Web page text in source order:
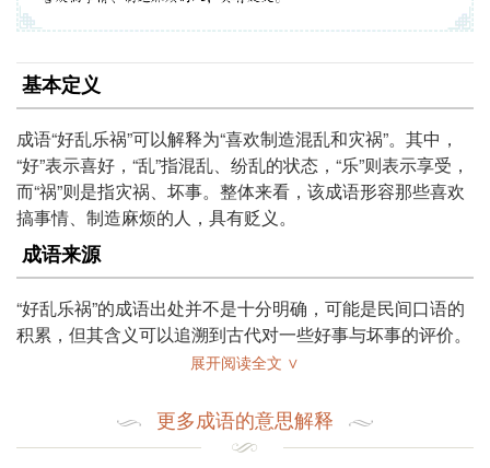
基本定义
成语“好乱乐祸”可以解释为“喜欢制造混乱和灾祸”。其中，
“好”表示喜好，“乱”指混乱、纷乱的状态，“乐”则表示享受，
而“祸”则是指灾祸、坏事。整体来看，该成语形容那些喜欢
搞事情、制造麻烦的人，具有贬义。
成语来源
“好乱乐祸”的成语出处并不是十分明确，可能是民间口语的
积累，但其含义可以追溯到古代对一些好事与坏事的评价。
在**古代文化中，常常会出现对混乱与灾祸的警示，警惕人
文献中也屡见不鲜，体现了对社会和谐的重视。
使用场景
展开阅读全文 ∨
更多成语的意思解释